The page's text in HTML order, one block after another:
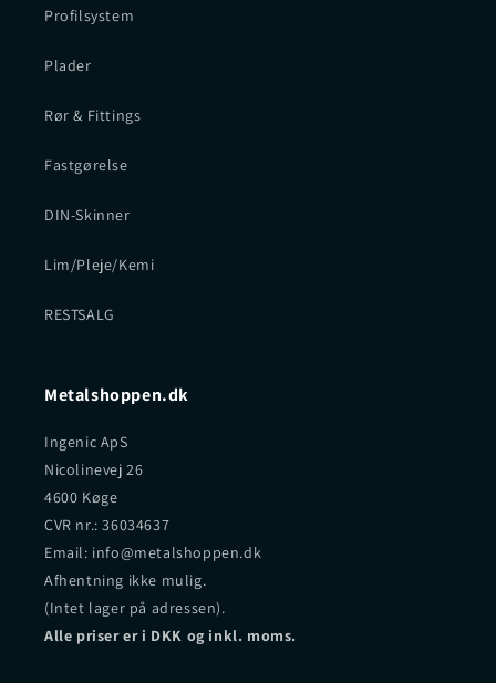
Profilsystem
Plader
Rør & Fittings
Fastgørelse
DIN-Skinner
Lim/Pleje/Kemi
RESTSALG
Metalshoppen.dk
Ingenic ApS
Nicolinevej 26
4600 Køge
CVR nr.: 36034637
Email: info@metalshoppen.dk
Afhentning ikke mulig.
(Intet lager på adressen).
Alle priser er i DKK og inkl. moms.